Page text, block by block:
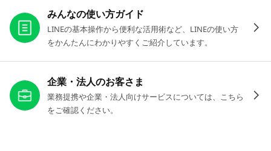
みんなの使い方ガイド
LINEの基本操作から便利な活用術など、LINEの使い方
をかんたんにわかりやすくご紹介しています。
企業・法人のお客さま
業務提携や企業・法人向けサービスについては、こちら
をご確認ください。